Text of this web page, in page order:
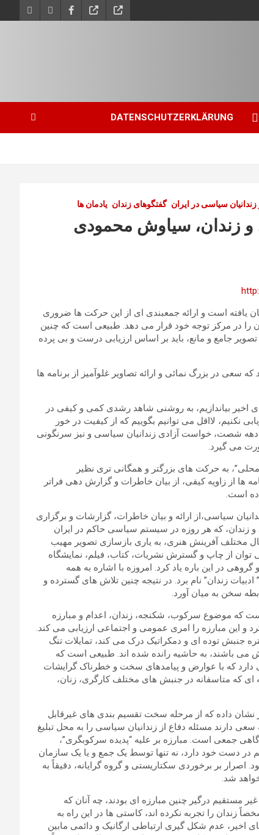
DATENSCHUTZERKLÄRUNG
سیاسی در ایران گفتگوهای زندان یادمان ها
و زندان، سیاوش محمودی
های بیستمین سالگرد کشتار زندانیان سیاسی در سال 1367 پایان یافته است و ارائه جمعبندی ای از این حرکت ها ضروری
را در مرکز توجه خود قرار می دهد. طبیعی است که چنین
جامع و مانع، باید بر اساس ارزیابی درست و بی پرده
سعی در بزرگ نمائی و ارائه تصاویر غلوآمیز از برنامه ها
اخیر بیاندازیم، به روشنی شاهد رشدی کمی و کیفی در
نکنیم، لااقل می توانیم بگوییم که از کیفیت در خور
شصت، خواست آزادی زندانیان سیاسی و نیز سرنگونی
می گیرد.
به حرکت های بزرگتر و همگانی تری نظیر
از زاویه کیفی، از بیان خاطرات و گزارش دهی فراتر
است.
سیاسی،از ارائه و بیان خاطرات، گزارشات و برگزاری
زندان، که هر روزه در سیستم سیاسی حاکم در ایران
مختلف آفرینش هنری، به یاری بازسازی تصویر مهیب
از چاپ و گسترش نشریات، کتاب، فیلم، نمایشگاه
در این باره یاد کرد. امروزه با اشاره به همه
زندان” نام برد. در نتیجه چنین تلاش های گسترده و
سخن به میان آورد.
که موضوع سرکوب، شکنجه، زندان، اعدام و مبارزه
و این مبارزه را امری عمومی و اجتماعی ارزیابی می کند.
جنبش توده ای و دمکراتیک درک می کند، تمایلات تنگ
می باشند، به حاشیه رانده شده اند. طبیعی است که
دارد که با عوارض و پیامدهای سخت و خطرناک گرایشات
ای که متاسفانه در جنبش های مختلف کارگری، زنان،
نشان داده که از مرحله سخت تقسیم بندی های غیرقابل
سعی دارند مسئله دفاع از زندانیان سیاسی را به محل تبلیغ
جمعی است. مبارزه بر علیه “پدیده سرکوبگری”،
در دست خود دارد، نه تنها توسط یک جمع و یا یک سازمان
اصرار بر برخوردی سکتاریستی و گروه گرایانه، دقیقاً به
شد.
مستقیم درگیر چنین مبارزه ای بودند، چه آنان که
را تجربه نکرده اند، کاستی ها در این راه به
عدم شکل گیری ارتباطی ارگانیک و دائمی مابین